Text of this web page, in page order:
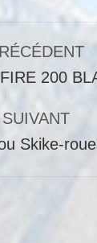
Article
:
200
SUIVANT
Article
Skike-